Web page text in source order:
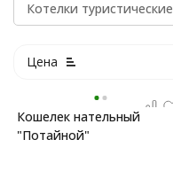
Котелки туристические
Цена
Кошелек нательный
"Потайной"